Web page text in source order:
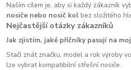
Naším cílem je, aby si každý zákazník
nosiče nebo nosič kol bez složitého
Nejčastější otázky zákazníků
Jak zjistím, jaké příčníky pasují na
Stačí znát značku, model a rok výroby
lze vybrat kompatibilní střešní nosiče.